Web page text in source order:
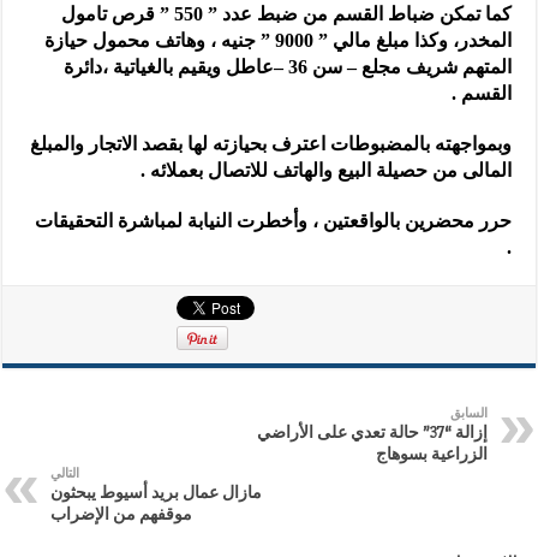
كما تمكن ضباط القسم من ضبط عدد ” 550 ” قرص تامول
المخدر، وكذا مبلغ مالي ” 9000 ” جنيه ، وهاتف محمول حيازة
المتهم شريف مجلع – سن 36 –عاطل ويقيم بالغياتية ،دائرة
القسم .
وبمواجهته بالمضبوطات اعترف بحيازته لها بقصد الاتجار والمبلغ
المالى من حصيلة البيع والهاتف للاتصال بعملائه .
حرر محضرين بالواقعتين ، وأخطرت النيابة لمباشرة التحقيقات
.
السابق
إزالة “37” حالة تعدي على الأراضي
الزراعية بسوهاج
التالي
مازال عمال بريد أسيوط يبحثون
موقفهم من الإضراب